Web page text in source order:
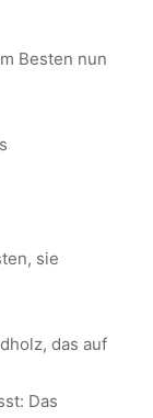
Besten nun
sie
das auf
Das